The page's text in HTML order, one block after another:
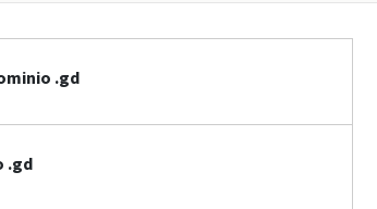
.gd
.gd